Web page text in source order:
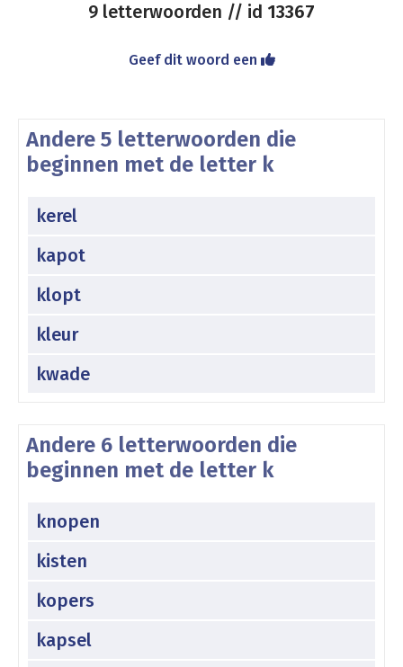
9 letterwoorden // id 13367
Geef dit woord een
Andere 5 letterwoorden die
beginnen met de letter k
kerel
kapot
klopt
kleur
kwade
Andere 6 letterwoorden die
beginnen met de letter k
knopen
kisten
kopers
kapsel